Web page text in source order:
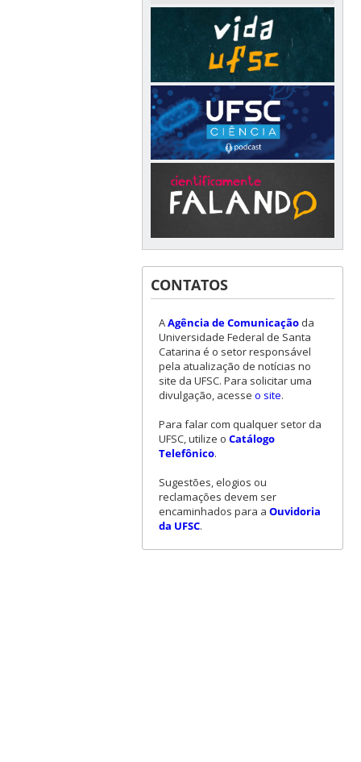
CONTATOS
AAgência de Comunicaçãoda
Universidade Federal de Santa
Catarina é o setor responsável
pela atualização de notícias no
site da UFSC. Para solicitar uma
divulgação, acesse o site.
Para falar com qualquer setor da
UFSC, utilize o Catálogo
Telefônico.
Sugestões, elogios ou
reclamações devem ser
encaminhados para a Ouvidoria
da UFSC.